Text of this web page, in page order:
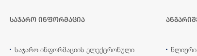
საჯარო ინფორმაცია
საჯარო ინფორმაციის ელექტრონული
წლიური